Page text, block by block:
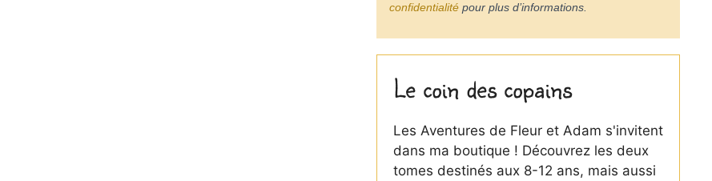
confidentialitépour plus d’informations.
Le coin des copains
Les Aventures de Fleur et Adam s'invitent
dans ma boutique ! Découvrez les deux
tomes destinés aux 8-12 ans, mais aussi